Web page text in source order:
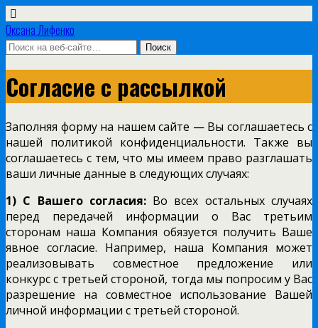
Оксана Лифенко
Согласие с рассылкой
Заполняя форму на нашем сайте — Вы соглашаетесь с
нашей политикой конфиденциальности. Также вы
соглашаетесь с тем, что мы имеем право разглашать
ваши личные данные в следующих случаях:
1) С Вашего согласия:Во всех остальных случаях
перед передачей информации о Вас третьим
сторонам наша Компания обязуется получить Ваше
явное согласие. Например, наша Компания может
реализовывать совместное предложение или
конкурс с третьей стороной, тогда мы попросим у Вас
разрешение на совместное использование Вашей
личной информации с третьей стороной.